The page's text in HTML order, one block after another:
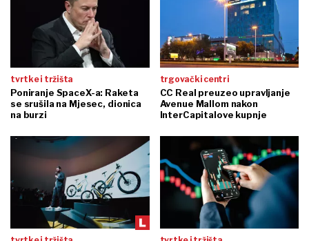
tvrtke i tržišta
Poniranje SpaceX-a: Raketa
se srušila na Mjesec, dionica
na burzi
trgovački centri
CC Real preuzeo upravljanje
Avenue Mallom nakon
InterCapitalove kupnje